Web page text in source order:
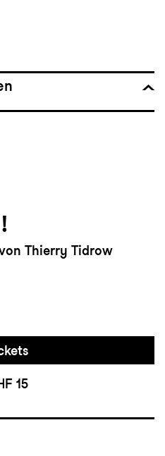
im Kunstmuseum
Thierry Tidrow
15